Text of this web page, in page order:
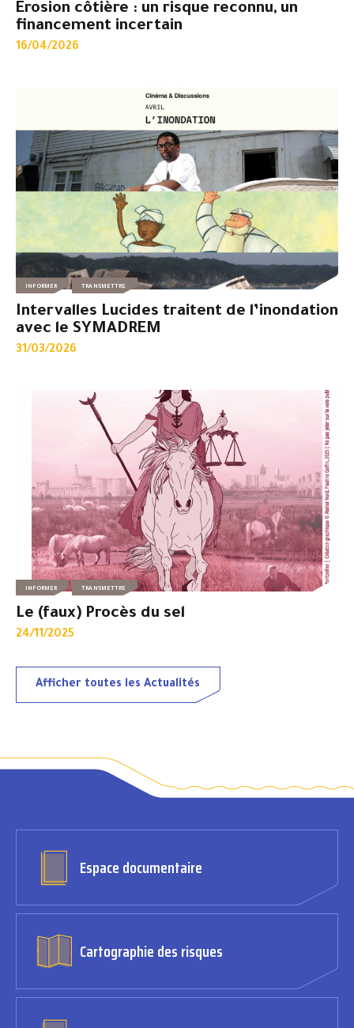
Érosion côtière : un risque reconnu, un
financement incertain
16/04/2026
INFORMER TRANSMETTRE
Intervalles Lucides traitent de l’inondation
avec le SYMADREM
31/03/2026
INFORMER TRANSMETTRE
Le (faux) Procès du sel
24/11/2025
Afficher toutes les Actualités
Espace documentaire
Cartographie des risques